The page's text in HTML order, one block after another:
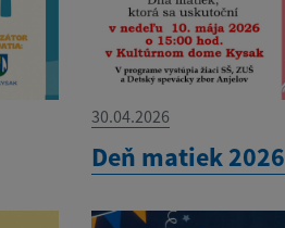
30.04.2026
Deň matiek 2026